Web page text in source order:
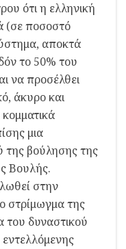
ότι η ελληνική
(σε ποσοστό
αποκτά
το 50% του
να προσέλθει
άκυρο και
μια
της βούλησης της
Βουλής.
στην
στρίμωγμα της
του δυναστικού